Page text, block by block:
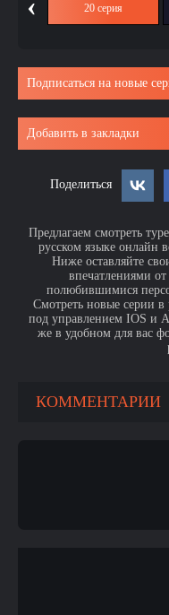
20 серия
Подписаться на новые
Добавить в закладки
Поделиться
Предлагаем смотреть
русском языке онлайн
Ниже оставляйте
впечатлениями
полюбившимися
Смотреть новые серии
под управлением IOS и
же в удобном для вас
КОММЕНТАРИИ